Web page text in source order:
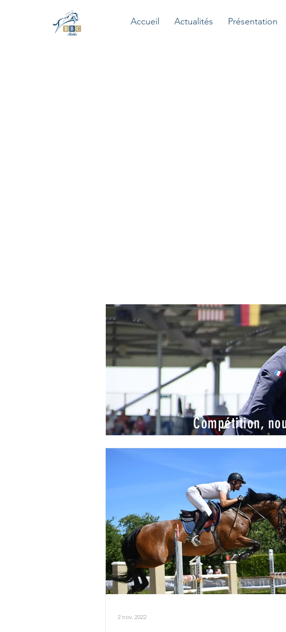
Accueil Actualités Présentation
Compétition,
2 nov. 2022